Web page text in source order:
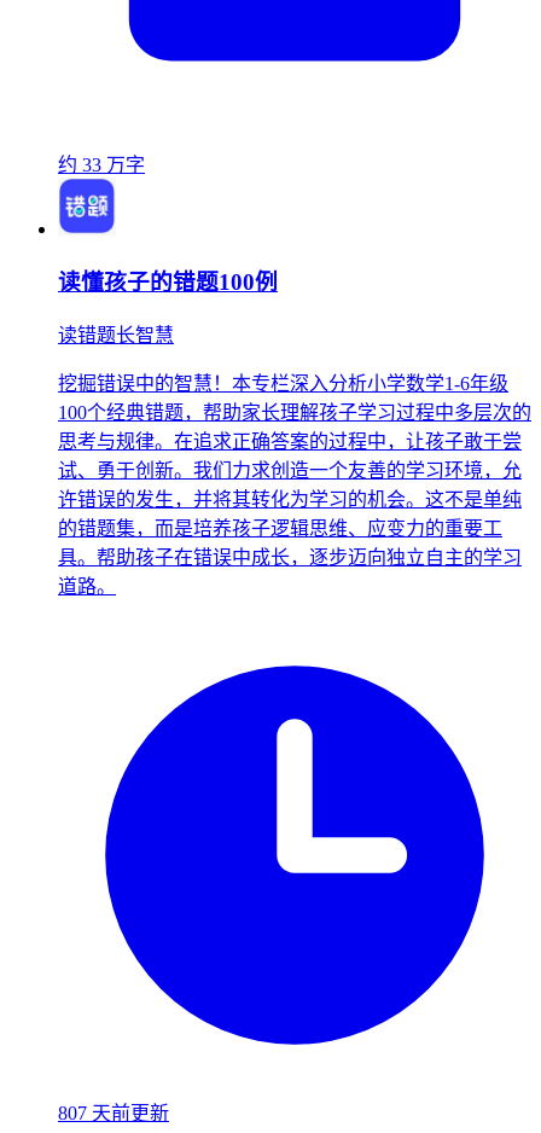
约 33 万字
读懂孩子的错题100例
读错题长智慧
挖掘错误中的智慧！本专栏深入分析小学数学1-6年级
100个经典错题，帮助家长理解孩子学习过程中多层次的
思考与规律。在追求正确答案的过程中，让孩子敢于尝
试、勇于创新。我们力求创造一个友善的学习环境，允
许错误的发生，并将其转化为学习的机会。这不是单纯
的错题集，而是培养孩子逻辑思维、应变力的重要工
具。帮助孩子在错误中成长，逐步迈向独立自主的学习
道路。
807 天前更新